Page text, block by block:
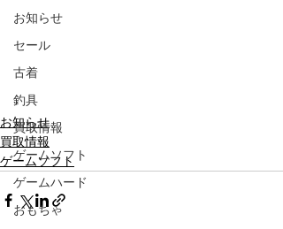
お知らせ
セール
古着
釣具
買取情報
ゲームソフト
ゲームハード
おもちゃ
お知らせ
買取情報
ゲームソフト